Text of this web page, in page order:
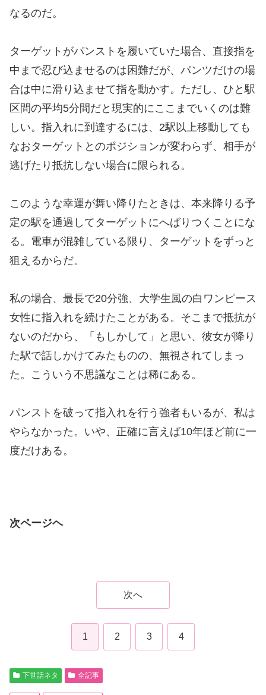
なるのだ。
ターゲットがパンストを履いていた場合、直接指を
中まで忍び込ませるのは困難だが、パンツだけの場
合は中に滑り込ませて指を動かす。ただし、ひと駅
区間の平均5分間だと現実的にここまでいくのは難
しい。指入れに到達するには、2駅以上移動しても
なおターゲットとのポジションが変わらず、相手が
逃げたり抵抗しない場合に限られる。
このような幸運が舞い降りたときは、本来降りる予
定の駅を通過してターゲットにへばりつくことにな
る。電車が混雑している限り、ターゲットをずっと
狙えるからだ。
私の場合、最長で20分強、大学生風の白ワンピース
女性に指入れを続けたことがある。そこまで抵抗が
ないのだから、「もしかして」と思い、彼女が降り
た駅で話しかけてみたものの、無視されてしまっ
た。こういう不思議なことは稀にある。
パンストを破って指入れを行う強者もいるが、私は
やらなかった。いや、正確に言えば10年ほど前に一
度だけある。
次ページヘ
次へ
1 2 3 4
下世話ネタ 全記事